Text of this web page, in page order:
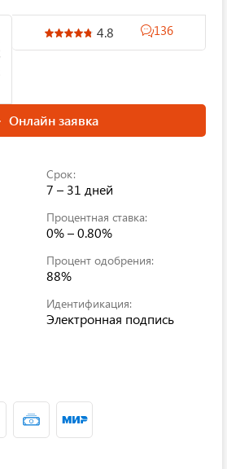
4.8 136
Онлайн заявка
Срок:
7 – 31 дней
Процентная ставка:
0% – 0.80%
Процент одобрения:
88%
Идентификация:
Электронная подпись